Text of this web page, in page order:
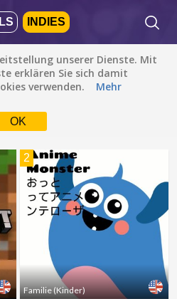
INDIES
unserer Dienste. Mit
erklären Sie sich damit
verwenden.
Mehr
OK
Neueste
Die Standardeinstellung
Zur Sprachauswahl
einfach ein Häkchen
setzen
Albanisch
Katalanisch
Englisch
Bahasa Indonesia
FERTIG löschen
2
Familie (Kinder)